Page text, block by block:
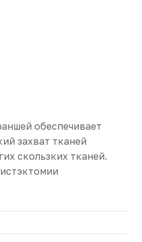
обеспечивает
захват тканей
скользких тканей.